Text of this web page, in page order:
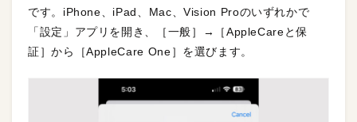
です。iPhone、iPad、Mac、Vision Proのいずれかで
「設定」アプリを開き、［一般］→［AppleCareと保
証］から［AppleCare One］を選びます。